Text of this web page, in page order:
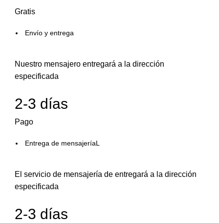
Gratis
Envío y entrega
Nuestro mensajero entregará a la dirección
especificada
2-3 días
Pago
Entrega de mensajeríaL
El servicio de mensajería de entregará a la dirección
especificada
2-3 días